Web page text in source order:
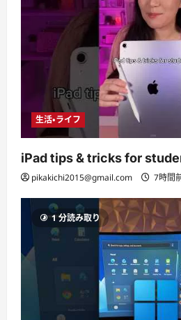
生活・ライフ
iPad tips & tricks for
pikakichi2015@gmail.com 7時間
1 分読み取り